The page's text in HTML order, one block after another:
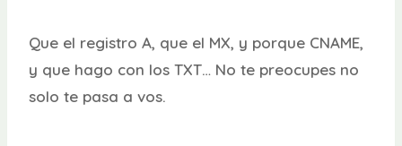
Que el registro A, que el MX, y porque CNAME,
y que hago con los TXT… No te preocupes no
solo te pasa a vos.